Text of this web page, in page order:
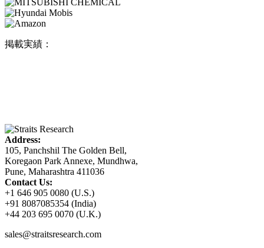
掲載実績：
Address:
105, Panchshil The Golden Bell,
Koregaon Park Annexe, Mundhwa,
Pune, Maharashtra 411036
Contact Us:
+1 646 905 0080 (U.S.)
+91 8087085354 (India)
+44 203 695 0070 (U.K.)
sales@straitsresearch.com